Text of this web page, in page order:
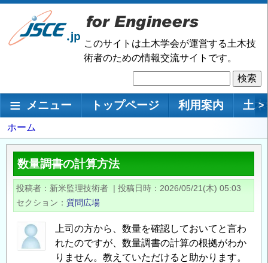
メ
ン
移
このサイトは土木学会が運営する土木技
術者のための情報交流サイトです。
索
メインナビゲーション
メニュー トップページ 利用案内 土 >
パ
ン
く
ず
ホーム
数量調書の計算方法
投稿者 新米監理技術者 | 投稿日時
2026/05/21(木) 05:03
セクション
質問広場
上司の方から、数量を確認しておいてと言わ
れたのですが、数量調書の計算の根拠がわか
りません。教えていただけると助かります。